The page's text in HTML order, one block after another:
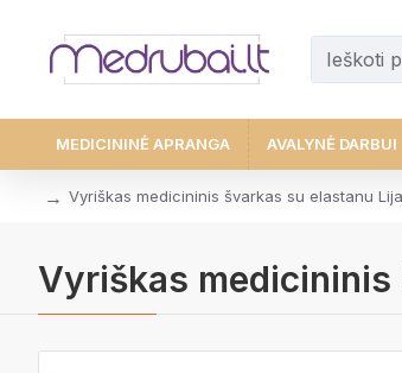
MEDICININĖ APRANGA AVALYNĖ DARBUI
Vyriškas medicininis švarkas su elastanu Lija
Vyriškas medicininis